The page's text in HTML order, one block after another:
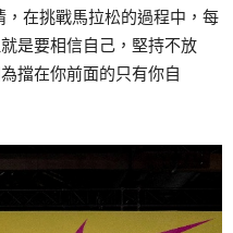
在挑戰馬拉松的過程中，每
是要相信自己，堅持不放
擋在你前面的只有你自